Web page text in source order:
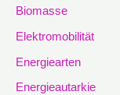
Biomasse
Elektromobilität
Energiearten
Energieautarkie